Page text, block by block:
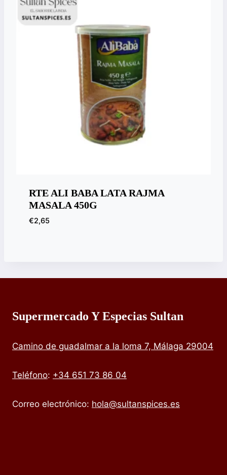
RTE ALI BABA LATA RAJMA
MASALA 450G
€2,65
Supermercado Y Especias Sultan
Camino de guadalmar a la loma 7, Málaga 29004
Teléfono: +34 651 73 86 04
Correo electrónico: hola@sultanspices.es